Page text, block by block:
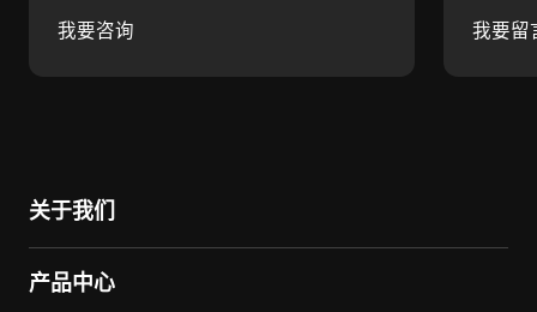
我要咨询 我要留
关于我们
产品中心